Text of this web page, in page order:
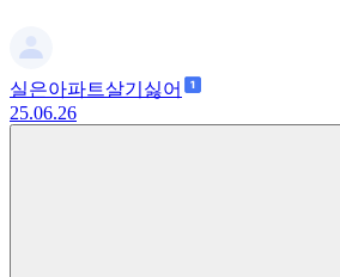
실은아파트살기싫어
25.06.26